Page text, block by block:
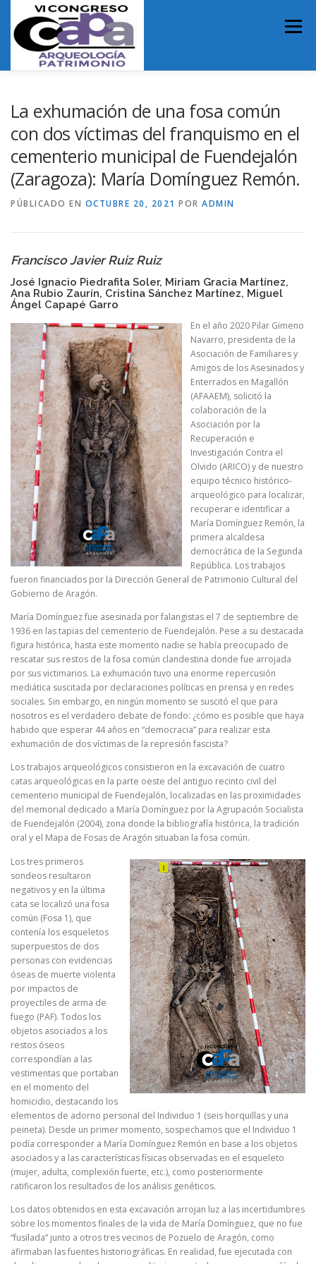
contenido
Menú
NORMATIVA DE PARTICIPACIÓN PROGRAMA
LUGAR DE CELEBRACIÓN
MICRORRELATOS DE ARQUEOLOGÍA
La exhumación de una fosa común
con dos víctimas del franquismo en el
cementerio municipal de Fuendejalón
(Zaragoza): María Domínguez Remón.
PÚBLICADO EN OCTUBRE 20, 2021 POR ADMIN
Francisco Javier Ruiz Ruiz
José Ignacio Piedrafita Soler, Miriam Gracia Martínez,
Ana Rubio Zaurín, Cristina Sánchez Martínez, Miguel
Ángel Capapé Garro
En el año 2020 Pilar Gimeno
Navarro, presidenta de la
Asociación de Familiares y
Amigos de los Asesinados y
Enterrados en Magallón
(AFAAEM), solicitó la
colaboración de la
Asociación por la
Recuperación e
Investigación Contra el
Olvido (ARICO) y de nuestro
equipo técnico histórico-
arqueológico para localizar,
recuperar e identificar a
María Domínguez Remón, la
primera alcaldesa
democrática de la Segunda
República. Los trabajos
fueron financiados por la Dirección General de Patrimonio Cultural del
Gobierno de Aragón.
María Domínguez fue asesinada por falangistas el 7 de septiembre de
1936 en las tapias del cementerio de Fuendejalón. Pese a su destacada
figura histórica, hasta este momento nadie se había preocupado de
rescatar sus restos de la fosa común clandestina donde fue arrojada
por sus victimarios. La exhumación tuvo una enorme repercusión
mediática suscitada por declaraciones políticas en prensa y en redes
sociales. Sin embargo, en ningún momento se suscitó el que para
nosotros es el verdadero debate de fondo: ¿cómo es posible que haya
habido que esperar 44 años en “democracia” para realizar esta
exhumación de dos víctimas de la represión fascista?
Los trabajos arqueológicos consistieron en la excavación de cuatro
catas arqueológicas en la parte oeste del antiguo recinto civil del
cementerio municipal de Fuendejalón, localizadas en las proximidades
del memorial dedicado a María Domínguez por la Agrupación Socialista
de Fuendejalón (2004), zona donde la bibliografía histórica, la tradición
oral y el Mapa de Fosas de Aragón situaban la fosa común.
Los tres primeros
sondeos resultaron
negativos y en la última
cata se localizó una fosa
común (Fosa 1), que
contenía los esqueletos
superpuestos de dos
personas con evidencias
óseas de muerte violenta
por impactos de
proyectiles de arma de
fuego (PAF). Todos los
objetos asociados a los
restos óseos
correspondían a las
vestimentas que portaban
en el momento del
homicidio, destacando los
elementos de adorno personal del Individuo 1 (seis horquillas y una
peineta). Desde un primer momento, sospechamos que el Individuo 1
podía corresponder a María Domínguez Remón en base a los objetos
asociados y a las características físicas observadas en el esqueleto
(mujer, adulta, complexión fuerte, etc.), como posteriormente
ratificaron los resultados de los análisis genéticos.
Los datos obtenidos en esta excavación arrojan luz a las incertidumbres
sobre los momentos finales de la vida de María Domínguez, que no fue
“fusilada” junto a otros tres vecinos de Pozuelo de Aragón, como
afirmaban las fuentes historiográficas. En realidad, fue ejecutada con